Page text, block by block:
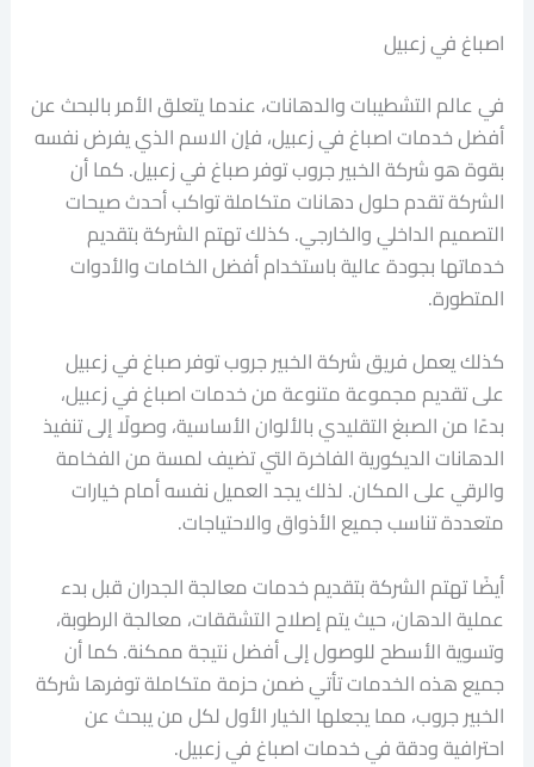
اصباغ في زعبيل
في عالم التشطيبات والدهانات، عندما يتعلق الأمر بالبحث عن
أفضل خدمات اصباغ في زعبيل، فإن الاسم الذي يفرض نفسه
بقوة هو شركة الخبير جروب توفر صباغ في زعبيل. كما أن
الشركة تقدم حلول دهانات متكاملة تواكب أحدث صيحات
التصميم الداخلي والخارجي. كذلك تهتم الشركة بتقديم
خدماتها بجودة عالية باستخدام أفضل الخامات والأدوات
المتطورة.
كذلك يعمل فريق شركة الخبير جروب توفر صباغ في زعبيل
على تقديم مجموعة متنوعة من خدمات اصباغ في زعبيل،
بدءًا من الصبغ التقليدي بالألوان الأساسية، وصولًا إلى تنفيذ
الدهانات الديكورية الفاخرة التي تضيف لمسة من الفخامة
والرقي على المكان. لذلك يجد العميل نفسه أمام خيارات
متعددة تناسب جميع الأذواق والاحتياجات.
أيضًا تهتم الشركة بتقديم خدمات معالجة الجدران قبل بدء
عملية الدهان، حيث يتم إصلاح التشققات، معالجة الرطوبة،
وتسوية الأسطح للوصول إلى أفضل نتيجة ممكنة. كما أن
جميع هذه الخدمات تأتي ضمن حزمة متكاملة توفرها شركة
الخبير جروب، مما يجعلها الخيار الأول لكل من يبحث عن
احترافية ودقة في خدمات اصباغ في زعبيل.